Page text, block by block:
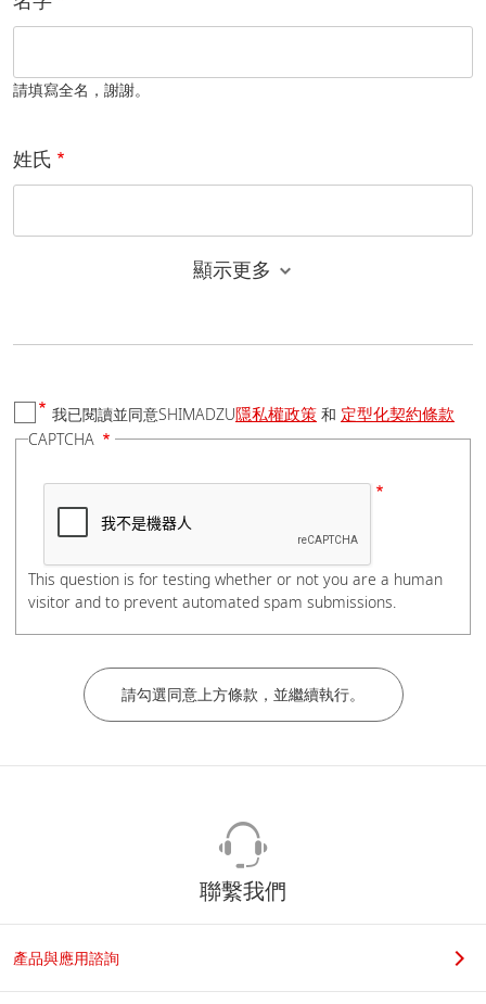
請填寫全名，謝謝。
姓氏
國家/地區
電話號碼
公司/學校名稱
若您是學生，請在科系名稱後加上實驗室教授姓名，謝謝。
顯示更多
我已閱讀並同意SHIMADZU隱私權政策 和 定型化契約條款
CAPTCHA
This question is for testing whether or not you are a human
visitor and to prevent automated spam submissions.
聯繫我們
產品與應用諮詢